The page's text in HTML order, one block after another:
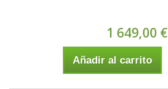
1 649,00 €
Añadir al carrito